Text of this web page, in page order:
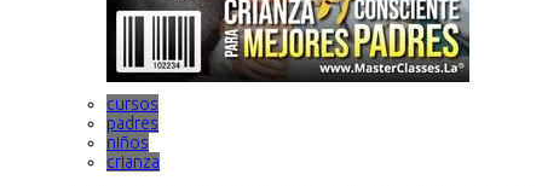
cursos
padres
niños
crianza